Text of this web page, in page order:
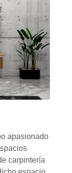
apasionado
carpintería